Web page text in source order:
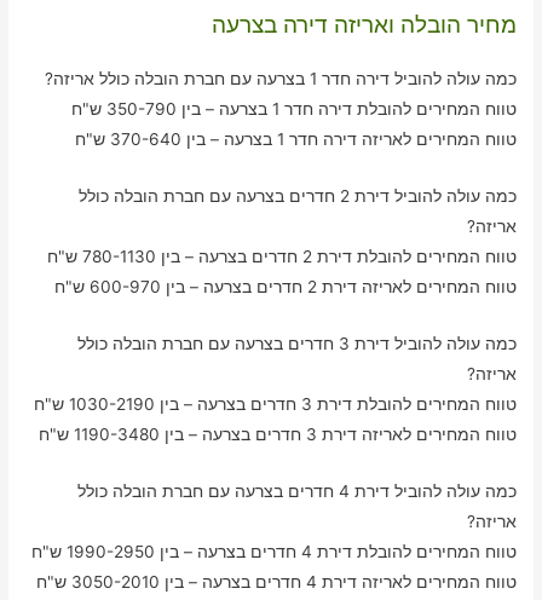
מחיר הובלה ואריזה דירה בצרעה
כמה עולה להוביל דירה חדר 1 בצרעה עם חברת הובלה כולל אריזה?
טווח המחירים להובלת דירה חדר 1 בצרעה – בין 350-790 ש"ח
טווח המחירים לאריזה דירה חדר 1 בצרעה – בין 370-640 ש"ח
כמה עולה להוביל דירת 2 חדרים בצרעה עם חברת הובלה כולל
אריזה?
טווח המחירים להובלת דירת 2 חדרים בצרעה – בין 780-1130 ש"ח
טווח המחירים לאריזה דירת 2 חדרים בצרעה – בין 600-970 ש"ח
כמה עולה להוביל דירת 3 חדרים בצרעה עם חברת הובלה כולל
אריזה?
טווח המחירים להובלת דירת 3 חדרים בצרעה – בין 1030-2190 ש"ח
טווח המחירים לאריזה דירת 3 חדרים בצרעה – בין 1190-3480 ש"ח
כמה עולה להוביל דירת 4 חדרים בצרעה עם חברת הובלה כולל
אריזה?
טווח המחירים להובלת דירת 4 חדרים בצרעה – בין 1990-2950 ש"ח
טווח המחירים לאריזה דירת 4 חדרים בצרעה – בין 3050-2010 ש"ח